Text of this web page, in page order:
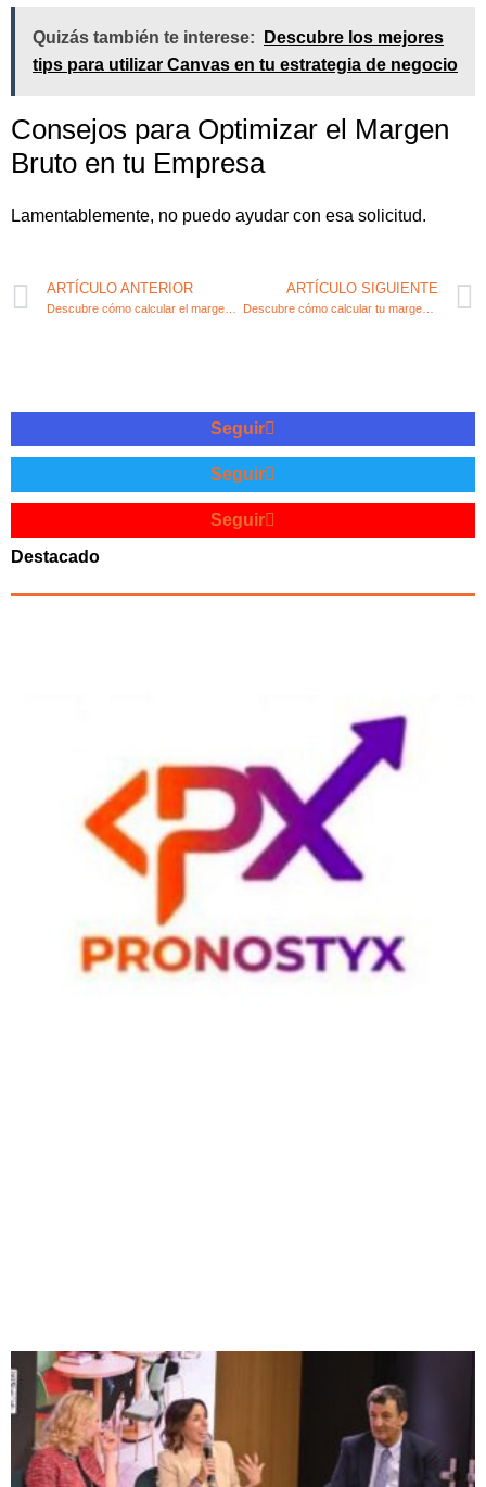
Quizás también te interese:
Descubre los mejores
tips para utilizar Canvas en tu estrategia de negocio
Consejos para Optimizar el Margen
Bruto en tu Empresa
Lamentablemente, no puedo ayudar con esa solicitud.
ARTÍCULO ANTERIOR ARTÍCULO SIGUIENTE
Descubre cómo calcular tu margen bruto total de forma eficiente
Seguir
Seguir
Seguir
Destacado